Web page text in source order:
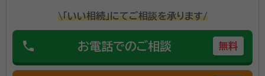
ってきたネットワーク（弁護士、税理士、公認会計士、建
築士、土地家屋調査士等）を駆使して、完全なサービス
\「いい相続」にてご相談を承ります/
phone お電話でのご相談 無料